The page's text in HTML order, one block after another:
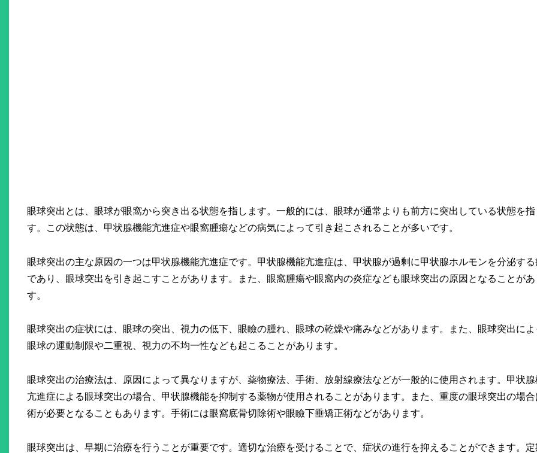
眼球突出とは、眼球が眼窩から突き出る状態を指します。一般的には、眼球が通常よりも前方に突出している状態を指
す。この状態は、甲状腺機能亢進症や眼窩腫瘍などの病気によって引き起こされることが多いです。
眼球突出の主な原因の一つは甲状腺機能亢進症です。甲状腺機能亢進症は、甲状腺が過剰に甲状腺ホルモンを分泌する
であり、眼球突出を引き起こすことがあります。また、眼窩腫瘍や眼窩内の炎症なども眼球突出の原因となることがあ
す。
眼球突出の症状には、眼球の突出、視力の低下、眼瞼の腫れ、眼球の乾燥や痛みなどがあります。また、眼球突出によ
眼球の運動制限や二重視、視力の不均一性なども起こることがあります。
眼球突出の治療法は、原因によって異なりますが、薬物療法、手術、放射線療法などが一般的に使用されます。甲状腺
亢進症による眼球突出の場合、甲状腺機能を抑制する薬物が使用されることがあります。また、重度の眼球突出の場合
術が必要となることもあります。手術には眼窩底骨切除術や眼瞼下垂矯正術などがあります。
眼球突出は、早期に治療を行うことが重要です。適切な治療を受けることで、症状の進行を抑えることができます。定